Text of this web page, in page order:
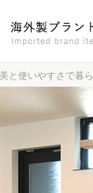
と使いやすさで暮